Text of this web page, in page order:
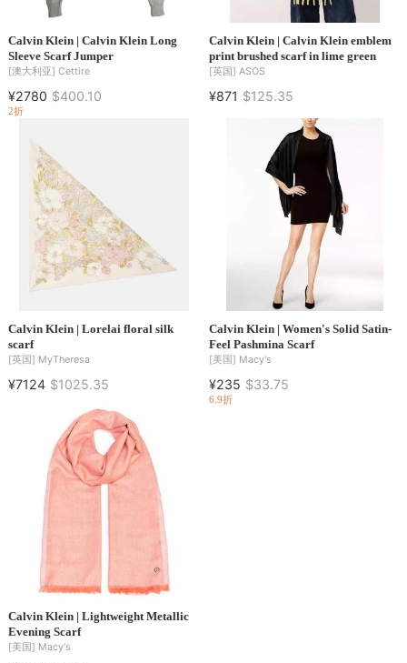
Calvin Klein | Calvin Klein Long
Sleeve Scarf Jumper
[澳大利亚] Cettire
¥2780 $400.10
2折
Calvin Klein | Calvin Klein emblem
print brushed scarf in lime green
[英国] ASOS
¥871 $125.35
Calvin Klein | Lorelai floral silk
scarf
[英国] MyTheresa
¥7124 $1025.35
Calvin Klein | Women's Solid Satin-
Feel Pashmina Scarf
[美国] Macy's
¥235 $33.75
6.9折
Calvin Klein | Lightweight Metallic
Evening Scarf
[美国] Macy's